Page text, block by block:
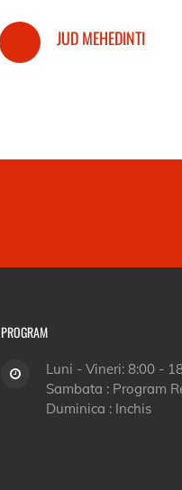
JUD MEHEDINTI
PROGRAM
Luni - Vineri: 8:00 -
Sambata : Program
Duminica : Inchis